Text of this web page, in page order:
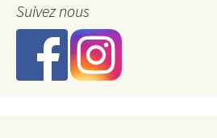
Suivez nous